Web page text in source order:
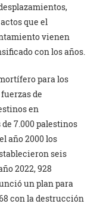
que el
vienen
con los años.
para los
de
en
7.000 palestinos
año 2000 los
seis
2022, 928
un plan para
con la destrucción